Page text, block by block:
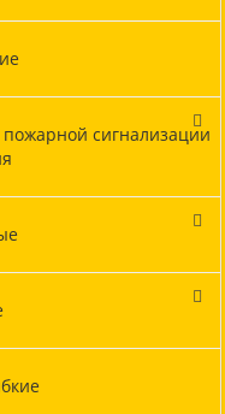
сигнализации